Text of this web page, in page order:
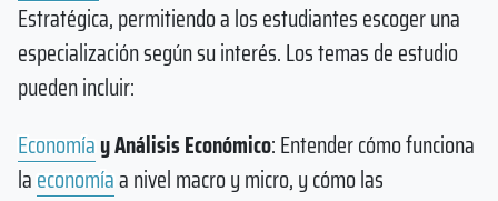
Estratégica, permitiendo a los estudiantes escoger una
especialización según su interés. Los temas de estudio
pueden incluir:
Economíay Análisis Económico: Entender cómo funciona
laeconomíaa nivel macro y micro, y cómo las